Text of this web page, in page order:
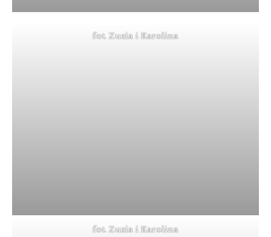
fot. Zuzia i Karolina
fot. Zuzia i Karolina